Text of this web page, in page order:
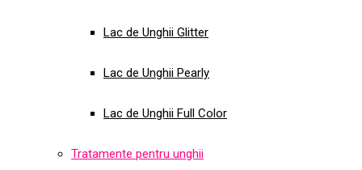
Lac de Unghii Glitter
Lac de Unghii Pearly
Lac de Unghii Full Color
Tratamente pentru unghii